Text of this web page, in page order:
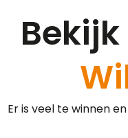
Er is veel te winnen